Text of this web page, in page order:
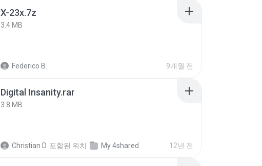
X-23x.7z
3.4 MB
Federico B. 9개월 전
Digital Insanity.rar
3.8 MB
Christian D. 포함된 위치 My 4shared 12년 전